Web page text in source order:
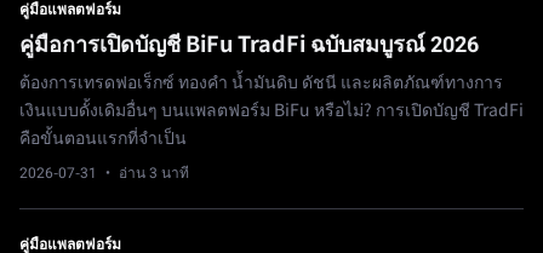
คู่มือแพลตฟอร์ม
คู่มือการเปิดบัญชี BiFu TradFi ฉบับสมบูรณ์ 2026
ต้องการเทรดฟอเร็กซ์ ทองคำ น้ำมันดิบ ดัชนี และผลิตภัณฑ์ทางการ
เงินแบบดั้งเดิมอื่นๆ บนแพลตฟอร์ม BiFu หรือไม่? การเปิดบัญชี TradFi
คือขั้นตอนแรกที่จำเป็น
2026-07-31 · อ่าน 3 นาที
คู่มือแพลตฟอร์ม